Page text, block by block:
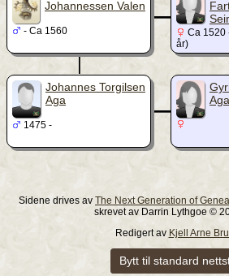
Johannessen Valen
- Ca 1560
Ca 1520
år)
|
Johannes Torgilsen
Aga
1475 -
_
Aga
Sidene drives av The Next Generation of
skrevet av Darrin Lythgoe ©
Redigert av Kjell Arne
Bytt til standard